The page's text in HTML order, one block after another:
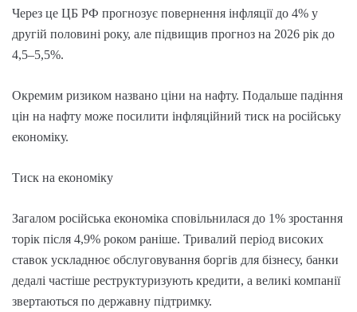
Через це ЦБ РФ прогнозує повернення інфляції до 4% у
другій половині року, але підвищив прогноз на 2026 рік до
4,5–5,5%.
Окремим ризиком названо ціни на нафту. Подальше падіння
цін на нафту може посилити інфляційний тиск на російську
економіку.
Тиск на економіку
Загалом російська економіка сповільнилася до 1% зростання
торік після 4,9% роком раніше. Тривалий період високих
ставок ускладнює обслуговування боргів для бізнесу, банки
дедалі частіше реструктуризують кредити, а великі компанії
звертаються по державну підтримку.